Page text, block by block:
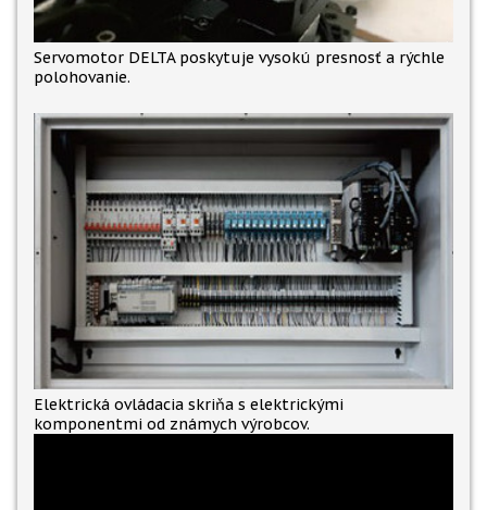
Servomotor DELTA poskytuje vysokú presnosť a rýchle
polohovanie.
Elektrická ovládacia skriňa s elektrickými
komponentmi od známych výrobcov.